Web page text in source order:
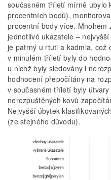
současném tříletí mírně ubylo
procentních bodů),
procentní body více. Mnohem
jednotlivé ukazatele –
je patrný u rtuti a kadmia, což
v minulém tříletí byly do
u nichž byly sledovány i
hodnocení přepočítány na
v současném tříletí byly
nerozpuštěných kovů
Nejvyšší úbytek
(ze stejného důvodu).